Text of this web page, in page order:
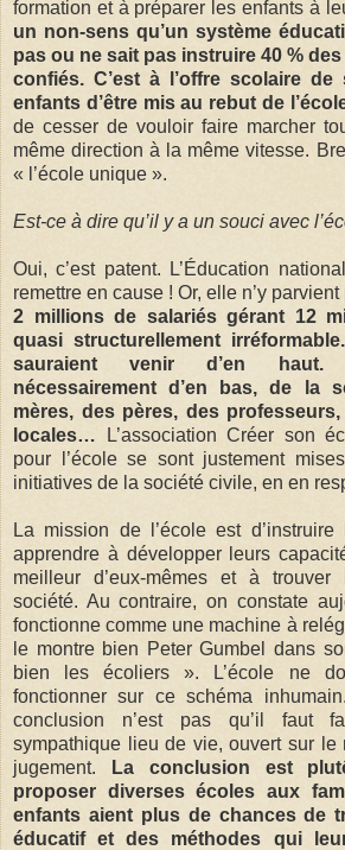
formation et à préparer les enfants à
un non-sens qu’un système
pas ou ne sait pas instruire 40 %
confiés. C’est à l’offre scolaire de
enfants d’être mis au rebut de
de cesser de vouloir faire marcher
même direction à la même vitesse.
« l’école unique ».
Est-ce à dire qu’il y a un souci avec
Oui, c’est patent. L’Éducation
remettre en cause ! Or, elle n’y parvient
2 millions de salariés gérant 12
quasi structurellement
sauraient venir d’en haut.
nécessairement d’en bas, de la
mères, des pères, des
locales… L’association Créer son
pour l’école se sont justement
initiatives de la société civile, en en
La mission de l’école est
apprendre à développer leurs
meilleur d’eux-mêmes et à
société. Au contraire, on constate
fonctionne comme une machine à
le montre bien Peter Gumbel dans
bien les écoliers ». L’école ne
fonctionner sur ce schéma
conclusion n’est pas qu’il faut
sympathique lieu de vie, ouvert sur le
jugement.
La conclusion est
proposer diverses écoles aux
enfants aient plus de chances de
éducatif et des méthodes qui